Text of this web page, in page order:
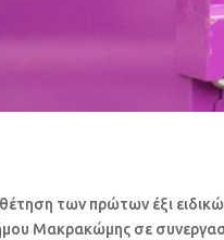
των πρώτων έξι
Μακρακώμης σε